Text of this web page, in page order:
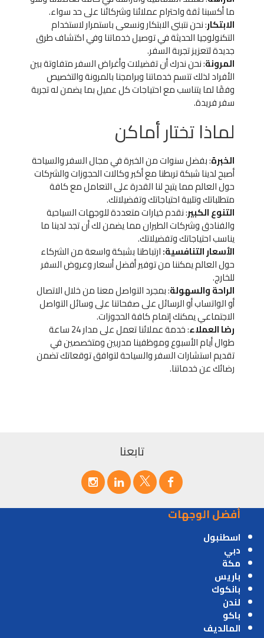
ما أكسبنا ثقة واحترام عملائنا وشركائنا على حد سواء.
الابتكار: نحن نتبنى الابتكار ونسعى باستمرار لاستخدام
التكنولوجيا الحديثة في توصيل خدماتنا وفي اكتشاف طرق
جديدة لتعزيز تجربة السفر.
المرونة: نحن ندرك أن تفضيلات وأغراض السفر متفاوتة بين
الأفراد لذلك تتسم خدماتنا وبرامجنا بالمرونة والتخصيص
وفقَا لما يتناسب مع احتياجات كل عميل بما يضمن له تجربة
سفر فريدة.
لماذا تختار أماكن
الخبرة: بفضل سنوات من الخبرة في مجال السفر والسياحة
أصبح لدينا شبكة تربطنا مع أكبر وكالات الحجوزات والشركات
حول العالم مما يتيح لنا القدرة على التعامل مع كافة
متطلباتك وتلبية احتياجاتك وتفضيلاتك.
التنوع الكبير: نقدم خيارات متعددة للوجهات السياحية
والفنادق وشركات الطيران مما يضمن لك أن تجد لدينا ما
يناسب احتياجاتك وتفضيلاتك.
الأسعار التنافسية:ارتباطنا بشبكة واسعة من الشركاء
حول العالم يمكننا من توفير أفضل أسعار وعروض السفر
للخارج.
الراحة والسهولة: بمجرد التواصل معنا من خلال الاتصال
أو الواتساب أو الرسائل على صفحاتنا على وسائل التواصل
الاجتماعي يمكنك إتمام كافة الحجوزات.
رضا العملاء : خدمة عملائنا تعمل على مدار 24 ساعة
طوال أيام الأسبوع وموظفينا مدربين ومتخصصين في
تقديم استشارات السفر والسياحة لتوافق توقعاتك تضمن
رضائك عن خدماتنا.
تابعنا
أفضل الوجهات
اسطنبول
دبي
مكة
باريس
بانكوك
لندن
باكو
المالديف